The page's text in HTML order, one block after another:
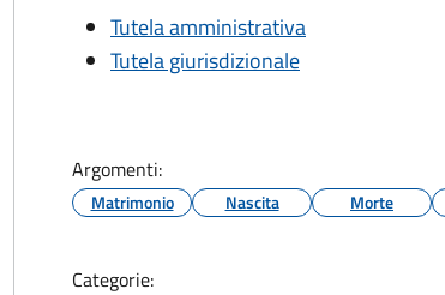
Tutela amministrativa
Tutela giurisdizionale
Argomenti:
Matrimonio Nascita Morte
Categorie: